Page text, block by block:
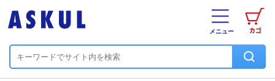
カゴ
メニュー